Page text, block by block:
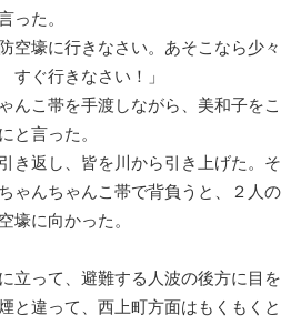
った。
空壕に行きなさい。あそこなら少々
ぐ行きなさい！」
んこ帯を手渡しながら、美和子をこ
と言った。
き返し、皆を川から引き上げた。そ
ゃんちゃんこ帯で背負うと、２人の
壕に向かった。
立って、避難する人波の後方に目を
と違って、西上町方面はもくもくと